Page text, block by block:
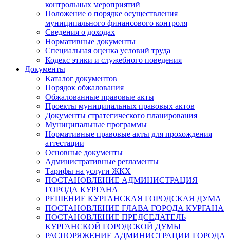
контрольных мероприятий
Положение о порядке осуществления
муниципального финансового контроля
Сведения о доходах
Нормативные документы
Специальная оценка условий труда
Кодекс этики и служебного поведения
Документы
Каталог документов
Порядок обжалования
Обжалованные правовые акты
Проекты муниципальных правовых актов
Документы стратегического планирования
Муниципальные программы
Нормативные правовые акты для прохождения
аттестации
Основные документы
Административные регламенты
Тарифы на услуги ЖКХ
ПОСТАНОВЛЕНИЕ АДМИНИСТРАЦИЯ
ГОРОДА КУРГАНА
РЕШЕНИЕ КУРГАНСКАЯ ГОРОДСКАЯ ДУМА
ПОСТАНОВЛЕНИЕ ГЛАВА ГОРОДА КУРГАНА
ПОСТАНОВЛЕНИЕ ПРЕДСЕДАТЕЛЬ
КУРГАНСКОЙ ГОРОДСКОЙ ДУМЫ
РАСПОРЯЖЕНИЕ АДМИНИСТРАЦИИ ГОРОДА